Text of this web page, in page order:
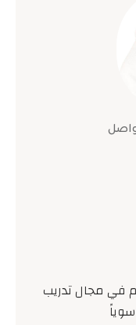
و علمية تزيد عن 15 عام في مجال تدريب